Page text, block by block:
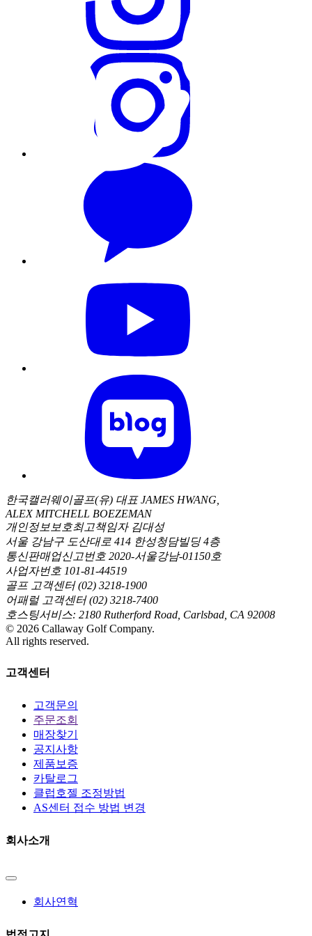
한국캘러웨이골프(유) 대표 JAMES HWANG,
ALEX MITCHELL BOEZEMAN
개인정보보호최고책임자 김대성
서울 강남구 도산대로 414 한성청담빌딩 4층
통신판매업신고번호 2020-서울강남-01150호
사업자번호 101-81-44519
골프 고객센터 (02) 3218-1900
어패럴 고객센터 (02) 3218-7400
호스팅서비스: 2180 Rutherford Road, Carlsbad, CA 92008
© 2026 Callaway Golf Company.
All rights reserved.
고객센터
고객문의
주문조회
매장찾기
공지사항
제품보증
카탈로그
클럽호젤 조정방법
AS센터 접수 방법 변경
회사소개
회사연혁